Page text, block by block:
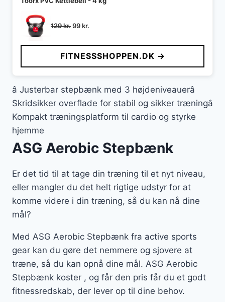
129kr.Den
pris
var:
129 kr..
99kr.
pris
er:
99 kr..
FITNESSSHOPPEN.DK →
â Justerbar stepbænk med 3 højdeniveauerâ
Skridsikker overflade for stabil og sikker træningâ
Kompakt træningsplatform til cardio og styrke
hjemme
ASG Aerobic Stepbænk
Er det tid til at tage din træning til et nyt niveau,
eller mangler du det helt rigtige udstyr for at
komme videre i din træning, så du kan nå dine
mål?
Med ASG Aerobic Stepbænk fra active sports
gear kan du gøre det nemmere og sjovere at
træne, så du kan opnå dine mål. ASG Aerobic
Stepbænk koster , og får den pris får du et godt
fitnessredskab, der lever op til dine behov.